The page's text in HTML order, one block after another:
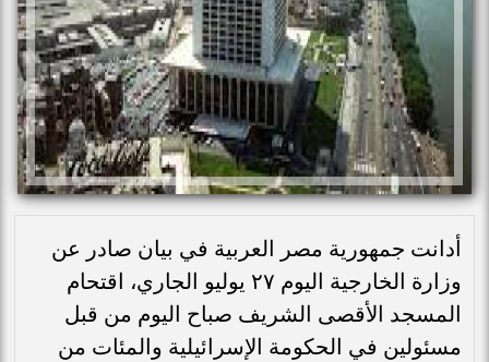
أدانت جمهورية مصر العربية في بيان صادر عن
وزارة الخارجية اليوم ٢٧ يوليو الجاري، اقتحام
المسجد الأقصى الشريف صباح اليوم من قبل
مسئولين في الحكومة الإسرائيلية والمئات من